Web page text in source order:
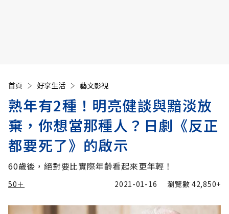
首頁 好享生活 藝文影視
熟年有2種！明亮健談與黯淡放
棄，你想當那種人？日劇《反正
都要死了》的啟示
60歲後，絕對要比實際年齡看起來更年輕！
50＋ 2021-01-16 瀏覽數42,850+